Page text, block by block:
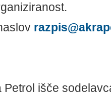
Petrol išče